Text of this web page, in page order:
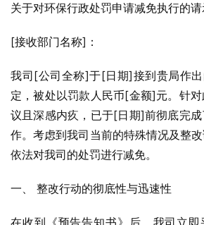
关于对环保行政处罚申请减免执行的
[接收部门名称]：
我司[公司全称]于[日期]接到贵局作
定，被处以罚款人民币[金额]元。针
议且深感内疚，已于[日期]前彻底完
作。考虑到我司当前的特殊情况及整
依法对我司的处罚进行减免。
一、 整改行动的彻底性与迅速性
在收到《预告告知书》后，我司立即